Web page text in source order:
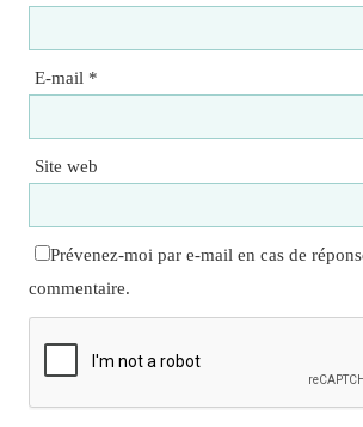
E-mail *
Site web
Prévenez-moi par e-mail en cas de
commentaire.